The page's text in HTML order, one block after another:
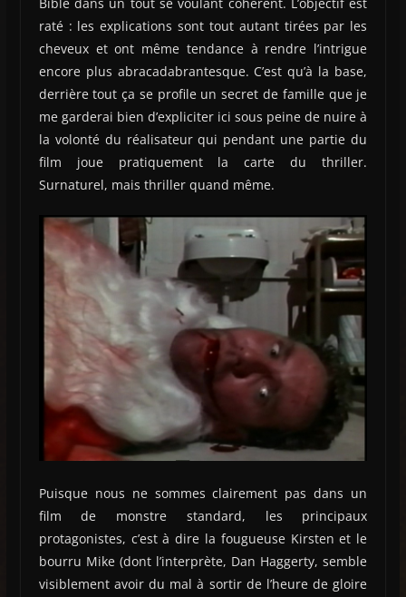
raté : les explications sont tout autant tirées par les
cheveux et ont même tendance à rendre l’intrigue
encore plus abracadabrantesque. C’est qu’à la base,
derrière tout ça se profile un secret de famille que je
me garderai bien d’expliciter ici sous peine de nuire à
la volonté du réalisateur qui pendant une partie du
film joue pratiquement la carte du thriller.
Surnaturel, mais thriller quand même.
Puisque nous ne sommes clairement pas dans un
film de monstre standard, les principaux
protagonistes, c’est à dire la fougueuse Kirsten et le
bourru Mike (dont l’interprète, Dan Haggerty, semble
visiblement avoir du mal à sortir de l’heure de gloire